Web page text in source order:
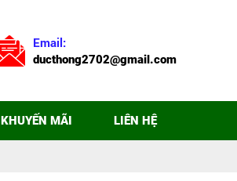
Email:
ducthong2702@gmail.com
KHUYẾN MÃI LIÊN HỆ